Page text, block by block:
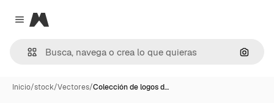
Close menu
Magnific
Inicio/stock/Vectores/Colección de logos d…